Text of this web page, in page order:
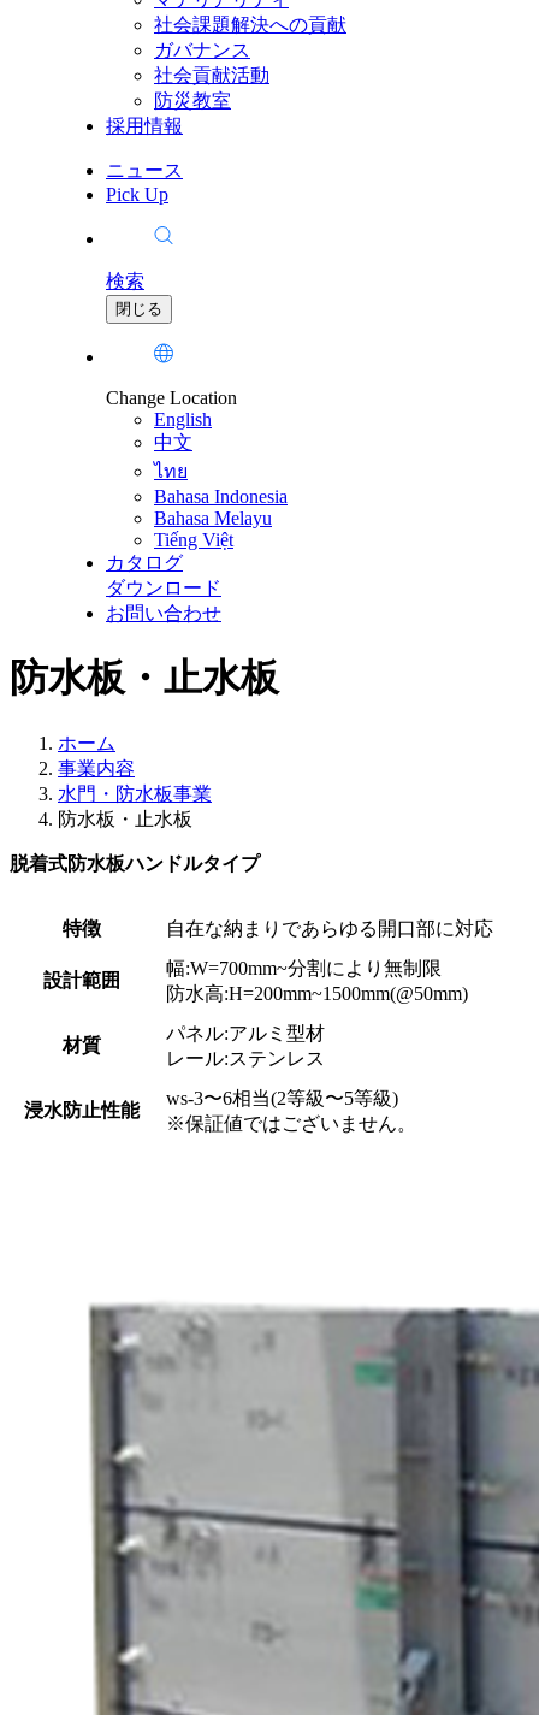
社会課題解決への貢献
ガバナンス
社会貢献活動
防災教室
採用情報
ニュース
Pick Up
検索
閉じる
Change Location
English
中文
ไทย
Bahasa Indonesia
Bahasa Melayu
Tiếng Việt
カタログ
ダウンロード
お問い合わせ
防水板・止水板
ホーム
事業内容
水門・防水板事業
防水板・止水板
脱着式防水板ハンドルタイプ
特徴 自在な納まりであらゆる開口部に対応
設計範囲
幅:W=700mm~分割により無制限
防水高:H=200mm~1500mm(@50mm)
材質
パネル:アルミ型材
レール:ステンレス
浸水防止性能
ws-3〜6相当(2等級〜5等級)
※保証値ではございません。